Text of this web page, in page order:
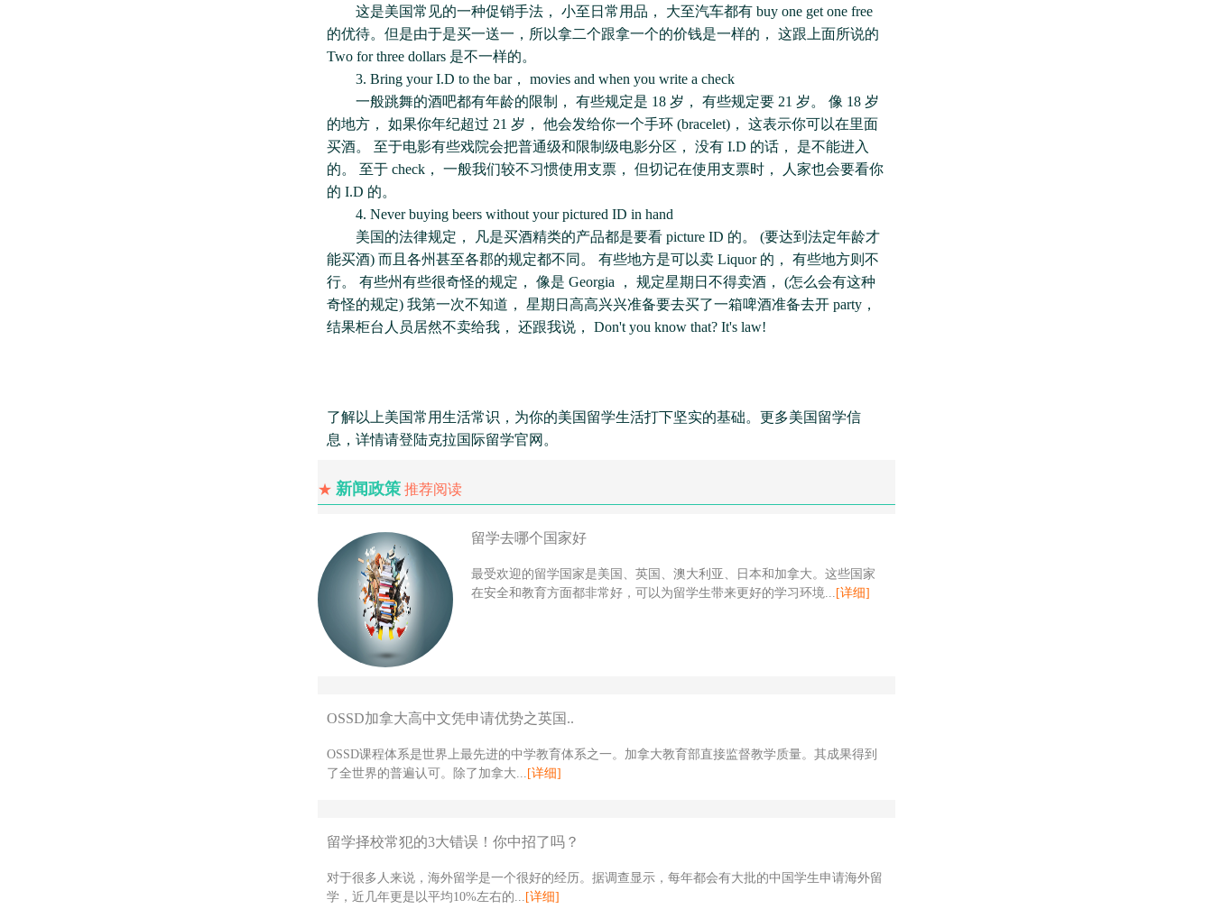
这是美国常见的一种促销手法， 小至日常用品， 大至汽车都有 buy one get one free
的优待。但是由于是买一送一，所以拿二个跟拿一个的价钱是一样的， 这跟上面所说的
Two for three dollars 是不一样的。
3. Bring your I.D to the bar， movies and when you write a check
一般跳舞的酒吧都有年龄的限制， 有些规定是 18 岁， 有些规定要 21 岁。 像 18 岁
的地方， 如果你年纪超过 21 岁， 他会发给你一个手环 (bracelet)， 这表示你可以在里面
买酒。 至于电影有些戏院会把普通级和限制级电影分区， 没有 I.D 的话， 是不能进入
的。 至于 check， 一般我们较不习惯使用支票， 但切记在使用支票时， 人家也会要看你
的 I.D 的。
4. Never buying beers without your pictured ID in hand
美国的法律规定， 凡是买酒精类的产品都是要看 picture ID 的。 (要达到法定年龄才
能买酒) 而且各州甚至各郡的规定都不同。 有些地方是可以卖 Liquor 的， 有些地方则不
行。 有些州有些很奇怪的规定， 像是 Georgia ， 规定星期日不得卖酒， (怎么会有这种
奇怪的规定) 我第一次不知道， 星期日高高兴兴准备要去买了一箱啤酒准备去开 party，
结果柜台人员居然不卖给我， 还跟我说， Don't you know that? It's law!
了解以上美国常用生活常识，为你的美国留学生活打下坚实的基础。更多美国留学信
息，详情请登陆克拉国际留学官网。
★ 新闻政策 推荐阅读
留学去哪个国家好
最受欢迎的留学国家是美国、英国、澳大利亚、日本和加拿大。这些国家
在安全和教育方面都非常好，可以为留学生带来更好的学习环境... [详细]
OSSD加拿大高中文凭申请优势之英国..
OSSD课程体系是世界上最先进的中学教育体系之一。加拿大教育部直接监督教学质量。其成果得到
了全世界的普遍认可。除了加拿大... [详细]
留学择校常犯的3大错误！你中招了吗？
对于很多人来说，海外留学是一个很好的经历。据调查显示，每年都会有大批的中国学生申请海外留
学，近几年更是以平均10%左右的... [详细]